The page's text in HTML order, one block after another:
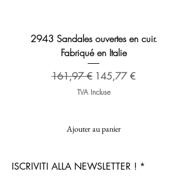
2943 Sandales ouvertes en cuir.
Fabriqué en Italie
Prix original
161,97 € Prix promotionnel
145,77 €
TVA Incluse
Ajouter au panier
ISCRIVITI ALLA NEWSLETTER !